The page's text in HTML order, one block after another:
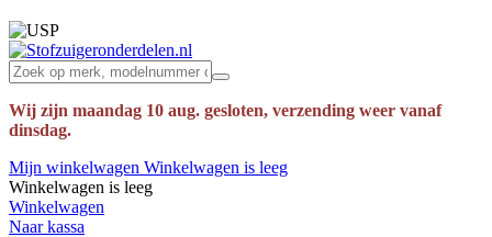
Wij zijn maandag 10 aug. gesloten, verzending weer vanaf
dinsdag.
Mijn winkelwagen Winkelwagen is leeg
Winkelwagen is leeg
Winkelwagen
Naar kassa